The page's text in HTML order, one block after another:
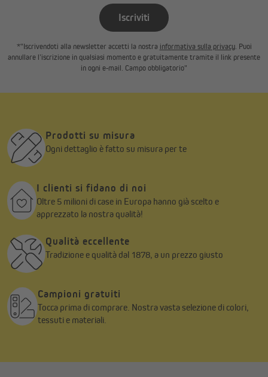
Iscriviti
*"Iscrivendoti alla newsletter accetti la nostra informativa sulla privacy. Puoi
annullare l’iscrizione in qualsiasi momento e gratuitamente tramite il link presente
in ogni e-mail. Campo obbligatorio"
Prodotti su misura
Ogni dettaglio è fatto su misura per te
I clienti si fidano di noi
Oltre 5 milioni di case in Europa hanno già scelto e
apprezzato la nostra qualità!
Qualità eccellente
Tradizione e qualità dal 1878, a un prezzo giusto
Campioni gratuiti
Tocca prima di comprare. Nostra vasta selezione di colori,
tessuti e materiali.